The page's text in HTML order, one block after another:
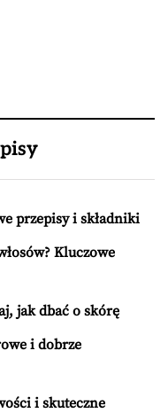
przepisy i składniki
Kluczowe
jak dbać o skórę
i dobrze
i skuteczne